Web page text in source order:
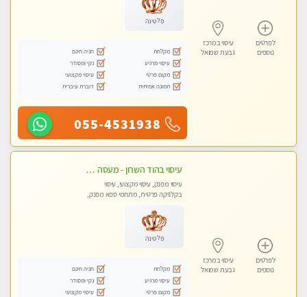
לפרטים
נוספים
עיסוי במרכז
גבעת שמואל
פלטינה
מקלחת
חניה חינם
עיסוי מרגיע
נקי ומסודר
מקום פרטי
עיסוי מקצועי
תמונה אמיתית
דוברת עיברית
055-4531938
לפרטים
נוספים
עיסוי במרכז
גבעת שמואל
עיסוי בהוד השרון - מעסה חדשה ואיכותית לעיסוי מרגיע ומפנק VIP-מומלץ לחלוטין! פרטי! ​​​​​​ Highly recommended
עיסוי מפנק, עיסוי מקצועי, עיסוי
בקלניקה פרטית, מתחמי ספא מפנק,
פלטינה
מקלחת
חניה חינם
עיסוי מרגיע
נקי ומסודר
מקום פרטי
עיסוי מקצועי